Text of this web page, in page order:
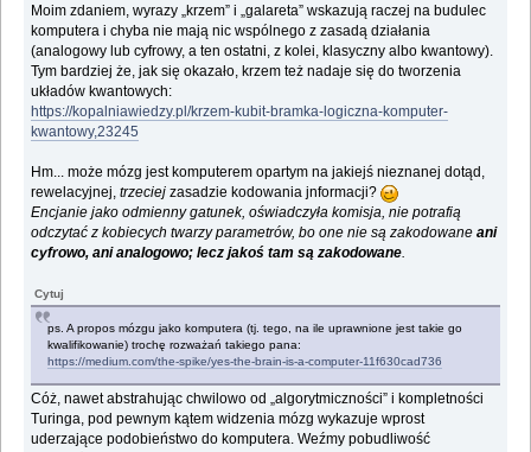
Moim zdaniem, wyrazy „krzem” i „galareta” wskazują raczej na budulec
komputera i chyba nie mają nic wspólnego z zasadą działania
(analogowy lub cyfrowy, a ten ostatni, z kolei, klasyczny albo kwantowy).
Tym bardziej że, jak się okazało, krzem też nadaje się do tworzenia
układów kwantowych:
https://kopalniawiedzy.pl/krzem-kubit-bramka-logiczna-komputer-
kwantowy,23245
Hm... może mózg jest komputerem opartym na jakiejś nieznanej dotąd,
rewelacyjnej,trzeciej zasadzie kodowania jnformacji?
Encjanie jako odmienny gatunek, oświadczyła komisja, nie potrafią
odczytać z kobiecych twarzy parametrów, bo one nie są zakodowaneani
cyfrowo, ani analogowo; lecz jakoś tam są zakodowane
Cytuj
ps. A propos mózgu jako komputera (tj. tego, na ile uprawnione jest takie go
kwalifikowanie) trochę rozważań takiego pana:
https://medium.com/the-spike/yes-the-brain-is-a-computer-11f630cad736
Cóż, nawet abstrahując chwilowo od „algorytmiczności” i kompletności
Turinga, pod pewnym kątem widzenia mózg wykazuje wprost
uderzające podobieństwo do komputera. Weźmy pobudliwość